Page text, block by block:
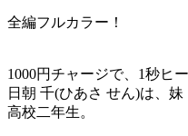
全編フルカラー！
1000円チャージで、1秒ヒ
日朝 千(ひあさ せん)は、
高校二年生。